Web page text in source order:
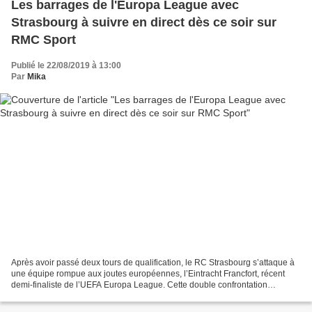
Les barrages de l'Europa League avec
Strasbourg à suivre en direct dès ce soir sur
RMC Sport
Publié le 22/08/2019 à 13:00
Par Mika
Après avoir passé deux tours de qualification, le RC Strasbourg s’attaque à
une équipe rompue aux joutes européennes, l’Eintracht Francfort, récent
demi-finaliste de l’UEFA Europa League. Cette double confrontation